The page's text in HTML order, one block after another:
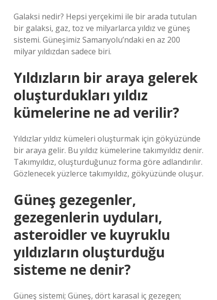
Galaksi nedir? Hepsi yerçekimi ile bir arada tutulan
bir galaksi, gaz, toz ve milyarlarca yıldız ve güneş
sistemi. Güneşimiz Samanyolu’ndaki en az 200
milyar yıldızdan sadece biri.
Yıldızların bir araya gelerek
oluşturdukları yıldız
kümelerine ne ad verilir?
Yıldızlar yıldız kümeleri oluşturmak için gökyüzünde
bir araya gelir. Bu yıldız kümelerine takımyıldız denir.
Takımyıldız, oluşturduğunuz forma göre adlandırılır.
Gözlenecek yüzlerce takımyıldız, gökyüzünde oluşur.
Güneş gezegenler,
gezegenlerin uyduları,
asteroidler ve kuyruklu
yıldızların oluşturduğu
sisteme ne denir?
Güneş sistemi; Güneş, dört karasal iç gezegen;